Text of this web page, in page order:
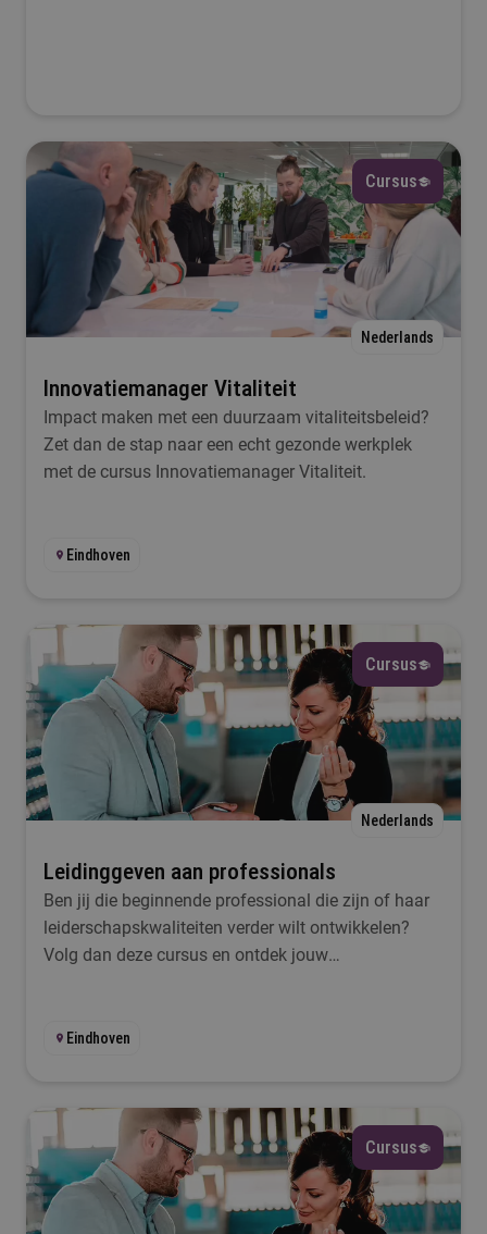
Cursus
Nederlands
Innovatiemanager Vitaliteit
Impact maken met een duurzaam vitaliteitsbeleid?
Zet dan de stap naar een echt gezonde werkplek
met de cursus Innovatiemanager Vitaliteit.
Eindhoven
Cursus
Nederlands
Leidinggeven aan professionals
Ben jij die beginnende professional die zijn of haar
leiderschapskwaliteiten verder wilt ontwikkelen?
Volg dan deze cursus en ontdek jouw
Eindhoven
Cursus